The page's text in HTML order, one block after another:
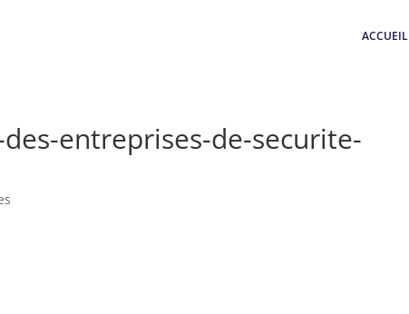
ACCUEIL
entreprises-de-securite-